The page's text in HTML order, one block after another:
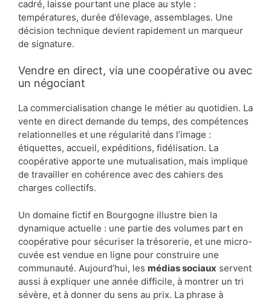
cadré, laisse pourtant une place au style :
températures, durée d’élevage, assemblages. Une
décision technique devient rapidement un marqueur
de signature.
Vendre en direct, via une coopérative ou avec
un négociant
La commercialisation change le métier au quotidien. La
vente en direct demande du temps, des compétences
relationnelles et une régularité dans l’image :
étiquettes, accueil, expéditions, fidélisation. La
coopérative apporte une mutualisation, mais implique
de travailler en cohérence avec des cahiers des
charges collectifs.
Un domaine fictif en Bourgogne illustre bien la
dynamique actuelle : une partie des volumes part en
coopérative pour sécuriser la trésorerie, et une micro-
cuvée est vendue en ligne pour construire une
communauté. Aujourd’hui, les médias sociaux servent
aussi à expliquer une année difficile, à montrer un tri
sévère, et à donner du sens au prix. La phrase à